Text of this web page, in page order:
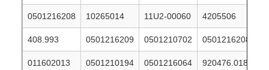
0501216208 10265014 11U2-00060 4205506
408.993 0501216209 0501210702 0501216208
011602013 0501210194 0501216064 920476.018